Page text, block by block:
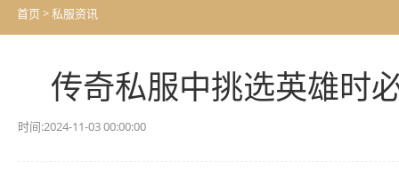
首页 >私服资讯
传奇私服中挑选英雄时
时间:2024-11-03 00:00:00